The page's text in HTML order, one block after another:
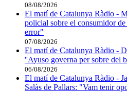
08/08/2026
El matí de Catalunya Ràdio -
policial sobre el consumidor
error"
07/08/2026
El matí de Catalunya Ràdio -
''Ayuso governa per sobre del
06/08/2026
El matí de Catalunya Ràdio -
Salàs de Pallars: "Vam tenir